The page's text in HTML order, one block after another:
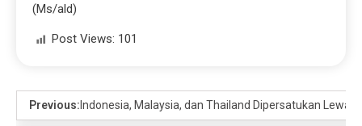
(Ms/ald)
Post Views: 101
Previous:Indonesia, Malaysia, dan Thailand Dipersatukan Lewat